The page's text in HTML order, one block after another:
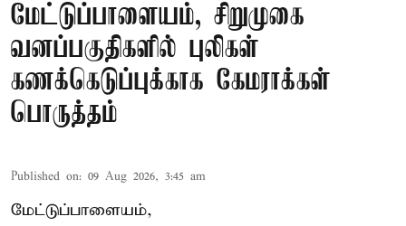
மேட்டுப்பாளையம், சிறுமுகை
வனப்பகுதிகளில் புலிகள்
கணக்கெடுப்புக்காக கேமராக்கள்
பொருத்தம்
Published on: 09 Aug 2026, 3:45 am
மேட்டுப்பாளையம்,